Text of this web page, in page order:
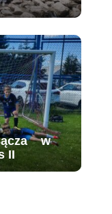
w
II